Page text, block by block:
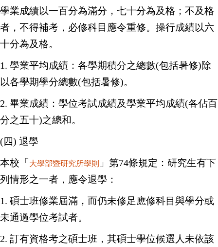
學業成績以一百分為滿分，七十分為及格；不及格
者，不得補考，必修科目應令重修。操行成績以六
十分為及格。
1. 學業平均成績：各學期積分之總數(包括暑修)除
以各學期學分總數(包括暑修)。
2. 畢業成績：學位考試成績及學業平均成績(各佔百
分之五十)之總和。
(四) 退學
本校「大學部暨研究所學則
」第74條規定：研究生有下
列情形之一者，應令退學：
1. 碩士班修業屆滿，而仍未修足應修科目與學分或
未通過學位考試者。
2. 訂有資格考之碩士班，其碩士學位候選人未依該